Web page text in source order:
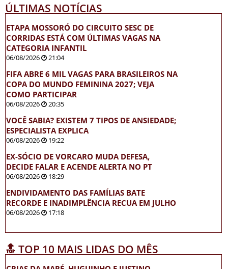
ÚLTIMAS NOTÍCIAS
ETAPA MOSSORÓ DO CIRCUITO SESC DE
CORRIDAS ESTÁ COM ÚLTIMAS VAGAS NA
CATEGORIA INFANTIL
06/08/2026 21:04
FIFA ABRE 6 MIL VAGAS PARA BRASILEIROS NA
COPA DO MUNDO FEMININA 2027; VEJA
COMO PARTICIPAR
06/08/2026 20:35
VOCÊ SABIA? EXISTEM 7 TIPOS DE ANSIEDADE;
ESPECIALISTA EXPLICA
06/08/2026 19:22
EX-SÓCIO DE VORCARO MUDA DEFESA,
DECIDE FALAR E ACENDE ALERTA NO PT
06/08/2026 18:29
ENDIVIDAMENTO DAS FAMÍLIAS BATE
RECORDE E INADIMPLÊNCIA RECUA EM JULHO
06/08/2026 17:18
🔝 TOP 10 MAIS LIDAS DO MÊS